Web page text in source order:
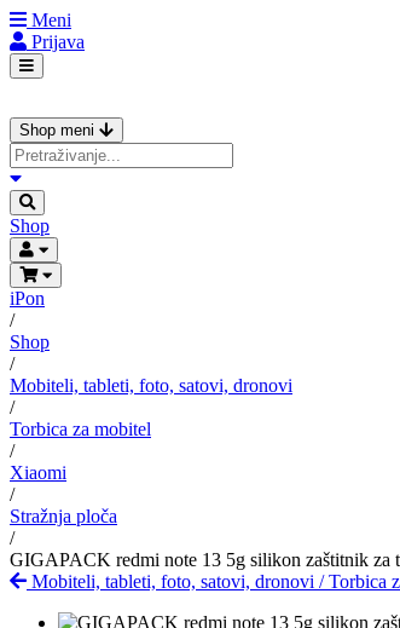
Meni
Prijava
Shop meni
Shop
iPon
/
Shop
/
Mobiteli, tableti, foto, satovi, dronovi
/
Torbica za mobitel
/
Xiaomi
/
Stražnja ploča
/
GIGAPACK redmi note 13 5g silikon zaštitnik za
Mobiteli, tableti, foto, satovi, dronovi /Torbica